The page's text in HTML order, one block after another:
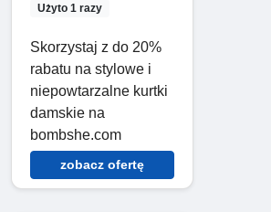
Użyto 1 razy
Skorzystaj z do 20%
rabatu na stylowe i
niepowtarzalne kurtki
damskie na
bombshe.com
zobacz ofertę